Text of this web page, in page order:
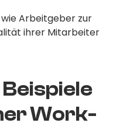
Arbeitgeber zur
ihrer Mitarbeiter
Work-